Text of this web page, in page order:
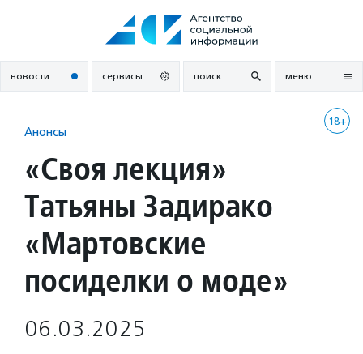
новости сервисы поиск меню
18+
Анонсы
«Своя лекция»
Татьяны Задирако
«Мартовские
посиделки о моде»
06.03.2025